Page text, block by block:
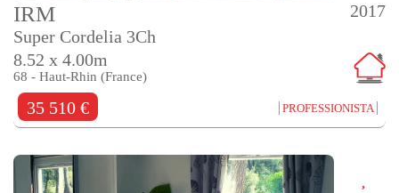
2017
IRM
Super Cordelia 3Ch
8.52 x 4.00m
68 - Haut-Rhin (France)
35 510 € PROFESSIONISTA